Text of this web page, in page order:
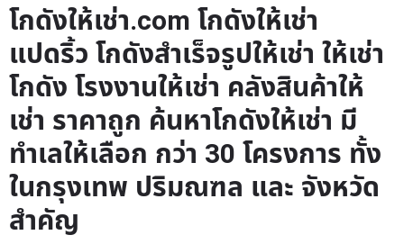
โกดังให้เช่า.com โกดังให้เช่า
แปดริ้ว โกดังสำเร็จรูปให้เช่า ให้เช่า
โกดัง โรงงานให้เช่า คลังสินค้าให้
เช่า ราคาถูก ค้นหาโกดังให้เช่า มี
ทำเลให้เลือก กว่า 30 โครงการ ทั้ง
ในกรุงเทพ ปริมณฑล และ จังหวัด
สำคัญ